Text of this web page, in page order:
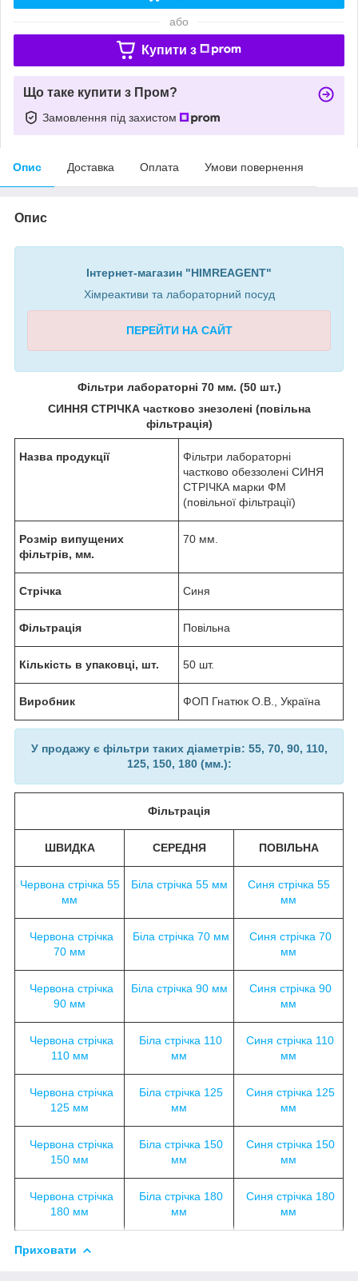
або
Купити з
Що таке купити з Пром?
Замовлення під захистом
Опис Доставка Оплата Умови повернення
Опис
Інтернет-магазин "HIMREAGENT"
Хімреактиви та лабораторний посуд
ПЕРЕЙТИ НА САЙТ
Фільтри лабораторні 70 мм. (50 шт.)
СИННЯ СТРІЧКА частково знезолені (повільна
фільтрація)
Назва продукції
Фільтри лабораторні
частково обеззолені СИНЯ
СТРІЧКА марки ФМ
(повільної фільтрації)
Розмір випущених
фільтрів, мм.
70 мм.
Стрічка Синя
Фільтрація Повільна
Кількість в упаковці, шт. 50 шт.
Виробник ФОП Гнатюк О.В., Україна
У продажу є фільтри таких діаметрів: 55, 70, 90, 110,
125, 150, 180 (мм.):
Фільтрація
ШВИДКА СЕРЕДНЯ ПОВІЛЬНА
Червона стрічка 55
мм
Біла стрічка 55 мм
Синя стрічка 55
мм
Червона стрічка
70 мм
Біла стрічка 70 мм
Синя стрічка 70
мм
Червона стрічка
90 мм
Біла стрічка 90 мм
Синя стрічка 90
мм
Червона стрічка
110 мм
Біла стрічка 110
мм
Синя стрічка 110
мм
Червона стрічка
125 мм
Біла стрічка 125
мм
Синя стрічка 125
мм
Червона стрічка
150 мм
Біла стрічка 150
мм
Синя стрічка 150
мм
Червона стрічка
180 мм
Біла стрічка 180
мм
Синя стрічка 180
мм
Приховати